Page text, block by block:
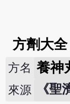
方劑大全
方名 養神
來源 《